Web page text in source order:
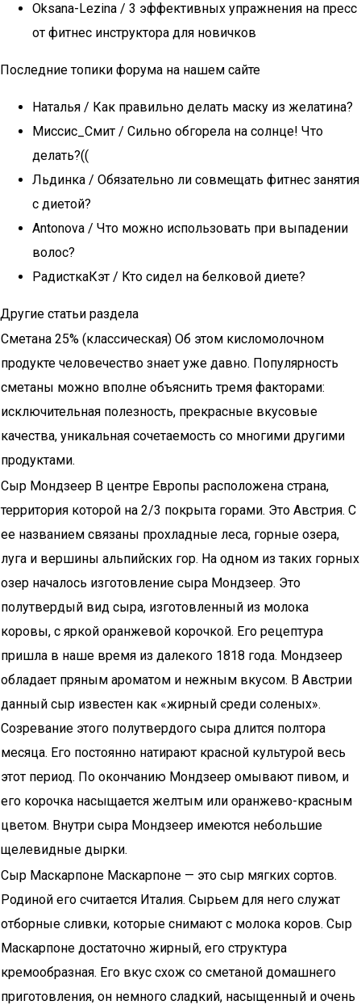
Oksana-Lezina / 3 эффективных упражнения на пресс
от фитнес инструктора для новичков
Последние топики форума на нашем сайте
Наталья / Как правильно делать маску из желатина?
Миссис_Смит / Сильно обгорела на солнце! Что
делать?((
Льдинка / Обязательно ли совмещать фитнес занятия
с диетой?
Antonova / Что можно использовать при выпадении
волос?
РадисткаКэт / Кто сидел на белковой диете?
Другие статьи раздела
Сметана 25% (классическая) Об этом кисломолочном
продукте человечество знает уже давно. Популярность
сметаны можно вполне объяснить тремя факторами:
исключительная полезность, прекрасные вкусовые
качества, уникальная сочетаемость со многими другими
продуктами.
Сыр Мондзеер В центре Европы расположена страна,
территория которой на 2/3 покрыта горами. Это Австрия. С
ее названием связаны прохладные леса, горные озера,
луга и вершины альпийских гор. На одном из таких горных
озер началось изготовление сыра Мондзеер. Это
полутвердый вид сыра, изготовленный из молока
коровы, с яркой оранжевой корочкой. Его рецептура
пришла в наше время из далекого 1818 года. Мондзеер
обладает пряным ароматом и нежным вкусом. В Австрии
данный сыр известен как «жирный среди соленых».
Созревание этого полутвердого сыра длится полтора
месяца. Его постоянно натирают красной культурой весь
этот период. По окончанию Мондзеер омывают пивом, и
его корочка насыщается желтым или оранжево-красным
цветом. Внутри сыра Мондзеер имеются небольшие
щелевидные дырки.
Сыр Маскарпоне Маскарпоне — это сыр мягких сортов.
Родиной его считается Италия. Сырьем для него служат
отборные сливки, которые снимают с молока коров. Сыр
Маскарпоне достаточно жирный, его структура
кремообразная. Его вкус схож со сметаной домашнего
приготовления, он немного сладкий, насыщенный и очень